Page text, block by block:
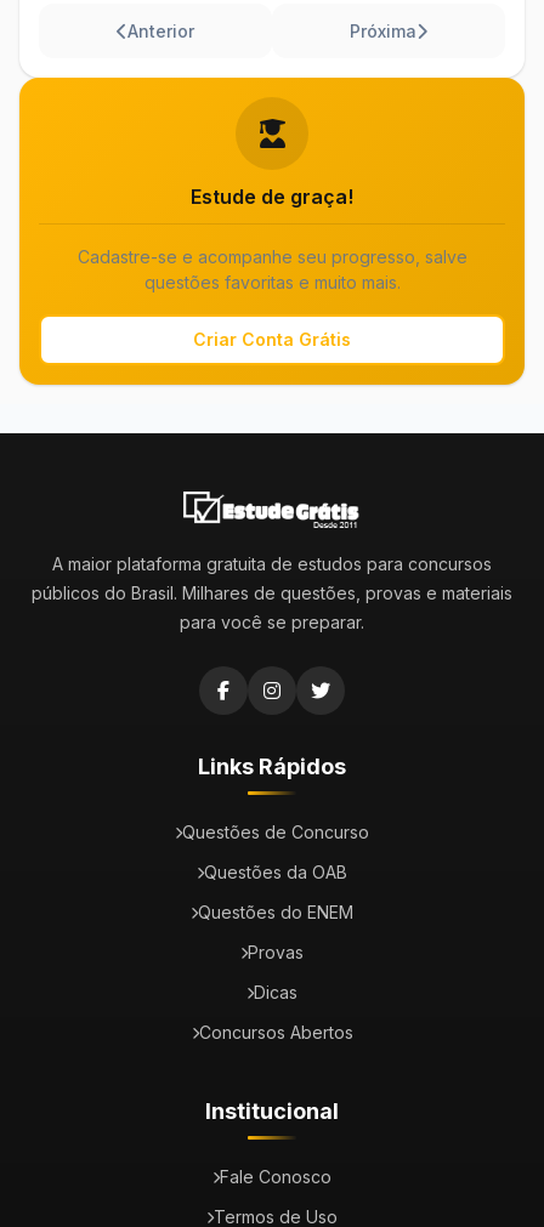
Anterior Próxima
Estude de graça!
Cadastre-se e acompanhe seu progresso, salve
questões favoritas e muito mais.
Criar Conta Grátis
A maior plataforma gratuita de estudos para concursos
públicos do Brasil. Milhares de questões, provas e materiais
para você se preparar.
Links Rápidos
Questões de Concurso
Questões da OAB
Questões do ENEM
Provas
Dicas
Concursos Abertos
Institucional
Fale Conosco
Termos de Uso